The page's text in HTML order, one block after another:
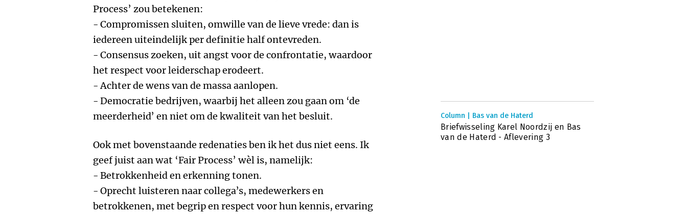
Process’ zou betekenen:
- Compromissen sluiten, omwille van de lieve vrede: dan is
iedereen uiteindelijk per definitie half ontevreden.
- Consensus zoeken, uit angst voor de confrontatie, waardoor
het respect voor leiderschap erodeert.
- Achter de wens van de massa aanlopen.
- Democratie bedrijven, waarbij het alleen zou gaan om ‘de
meerderheid’ en niet om de kwaliteit van het besluit.
Ook met bovenstaande redenaties ben ik het dus niet eens. Ik
geef juist aan wat ‘Fair Process’ wèl is, namelijk:
- Betrokkenheid en erkenning tonen.
- Oprecht luisteren naar collega’s, medewerkers en
betrokkenen, met begrip en respect voor hun kennis, ervaring
Column | Bas van de Haterd
Briefwisseling Karel Noordzij en Bas
van de Haterd - Aflevering 3